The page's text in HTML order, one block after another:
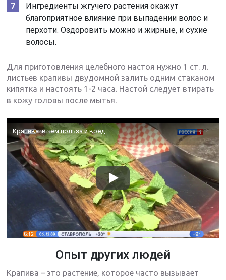
Ингредиенты жгучего растения окажут
благоприятное влияние при выпадении волос и
перхоти. Оздоровить можно и жирные, и сухие
волосы.
Для приготовления целебного настоя нужно 1 ст. л.
листьев крапивы двудомной залить одним стаканом
кипятка и настоять 1-2 часа. Настой следует втирать
в кожу головы после мытья.
Крапива: в чем польза и вред
Опыт других людей
Крапива – это растение, которое часто вызывает